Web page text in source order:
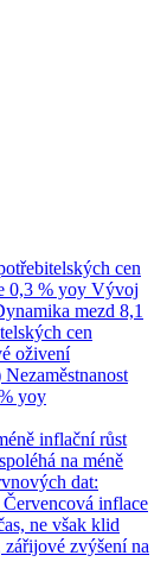
cen
0,3 % yoy Vývoj
mezd 8,1
cen
oživení
Nezaměstnanost
yoy
inflační růst
na méně
dat:
Červencová inflace
ne však klid
zvýšení na